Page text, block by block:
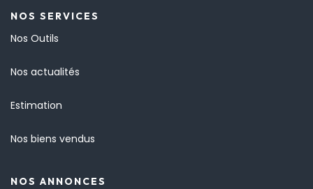
NOS SERVICES
Nos Outils
Nos actualités
Estimation
Nos biens vendus
NOS ANNONCES